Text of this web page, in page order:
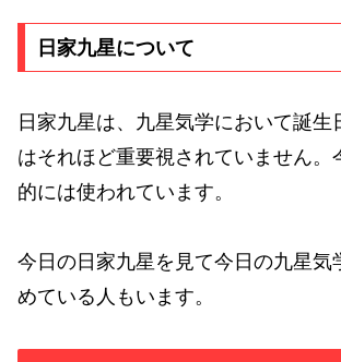
日家九星について
日家九星は、九星気学において誕生
はそれほど重要視されていません。
的には使われています。
今日の日家九星を見て今日の九星気
めている人もいます。